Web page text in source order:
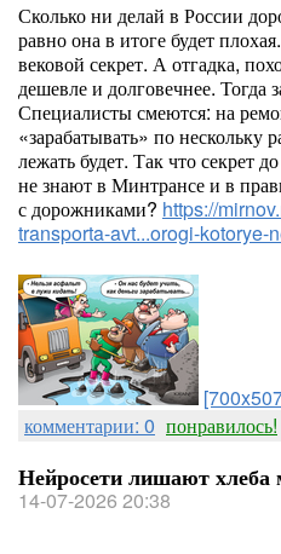
Сколько ни делай в России
равно она в итоге будет
вековой секрет. А отгадка,
дешевле и долговечнее. Тогда
Специалисты смеются: на
«зарабатывать» по нескольку
лежать будет. Так что секрет
не знают в Минтрансе и в
с дорожниками? https://
transporta-avt...orogi-kotorye-
комментарии: 0 понравилось!
Нейросети лишают хлеба
14-07-2026 20:38